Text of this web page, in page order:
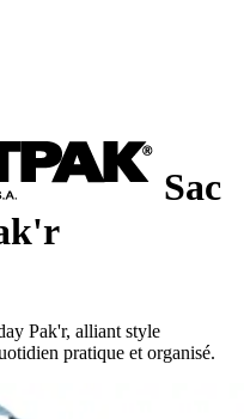
Sac
Pak'r, alliant style
pratique et organisé.